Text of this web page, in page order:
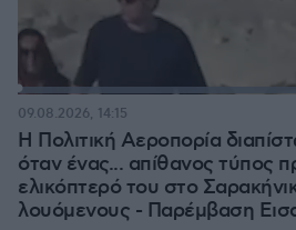
:
Η Πολιτική Αεροπορία
όταν ένας... απίθανος τύπος
ελικόπτερό του στο
λουόμενους - Παρέμβαση
09.08.2026, 14:15